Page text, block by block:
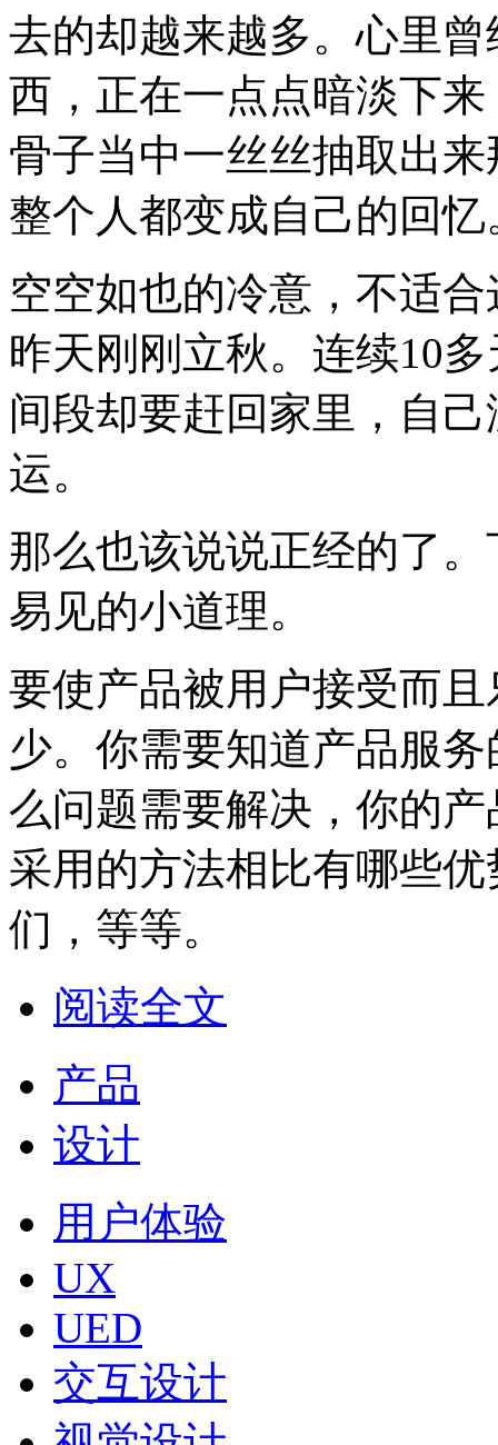
去的却越来越多。心里
西，正在一点点暗淡下
骨子当中一丝丝抽取出
整个人都变成自己的回忆
空空如也的冷意，不适
昨天刚刚立秋。连续10
间段却要赶回家里，自
运。
那么也该说说正经的了
易见的小道理。
要使产品被用户接受而
少。你需要知道产品服
么问题需要解决，你的
采用的方法相比有哪些
们，等等。
阅读全文
产品
设计
用户体验
UX
UED
交互设计